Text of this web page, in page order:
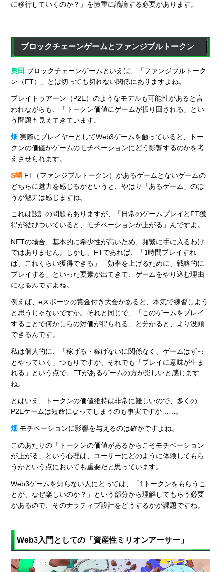
に移行していくのか？」を慎重に議論する必要があります。
ブロックチェーンゲームとファンジブルトークン
奥田 ブロックチェーンゲームといえば、「ファンジブルトーク
ン（FT）」とは切っても切れない関係にありますよね。
プレイトゥアーン（P2E）のようなモデルも可能性があると言
われながらも、「トークン価値にゲームが振り回される」とい
う問題も見えてきています。
畑 実際にプレイヤーとしてWeb3ゲームを触っていると、トー
クンの価値がゲームのモチベーションにどう影響するのかを考
えさせられます。
S嶋 FT（ファンジブルトークン）があるゲームとないゲームの
どちらに魅力を感じるかというと、やはり「あるゲーム」のほ
うが魅力は感じますね。
これは設計の問題もありますが、「日常のゲームプレイとFT獲
得が結びついていると、モチベーションが上がる」んですよ。
NFTの場合、基本的に希少性が高いため、頻繁に手に入るわけ
ではありません。しかし、FTであれば、「1時間プレイすれ
ば、これくらい獲得できる」「効率を上げるために、戦略的に
プレイする」といった要素が出てきて、ゲームをやり込む理由
になるんですよね。
例えば、eスポーツの賞金付き大会があると、本気で練習しよう
と思うじゃないですか。それと同じで、「このゲームをプレイ
することで何かしらの対価が得られる」と分かると、より没頭
できるんです。
私は個人的に、「稼げる・稼げないに関係なく、ゲームはずっ
とやっていく」つもりですが、それでも「プレイに意味が生ま
れる」という点で、FTがあるゲームの方が楽しいと感じます
ね。
とはいえ、トークンの価値維持は非常に難しいので、多くの
P2Eゲームは短命になってしまうのも事実ですが……。
畑 モチベーションに影響を与えるのは確かですよね。
このあたりの「トークンの価値があるからこそモチベーション
が上がる」という心理は、ユーザーにどのように体験してもら
うかという点においても重要だと思っています。
Web3ゲームを知らない人にとっては、「1トークンをもらうこ
とが、なぜ楽しいのか？」という部分から理解してもらう必要
があるので、そのナラティブ設計をどうするかが課題ですね。
Web3入門としての「資産性ミリオンアーサー」